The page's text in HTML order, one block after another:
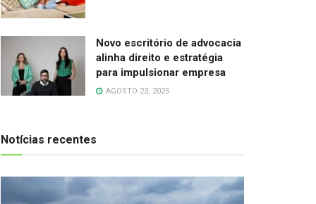
Novo escritório de advocacia
alinha direito e estratégia
para impulsionar empresa
AGOSTO 23, 2025
Notícias recentes